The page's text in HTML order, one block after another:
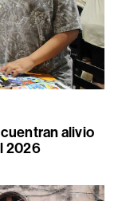
alivio
2026